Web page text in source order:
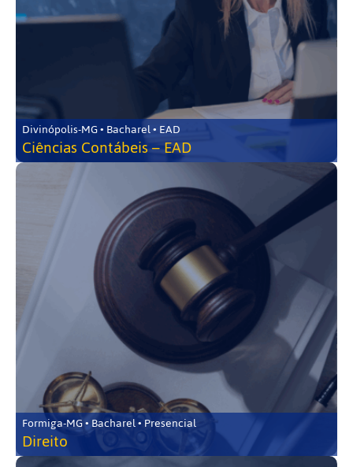
Divinópolis-MG • Bacharel • EAD
Ciências Contábeis – EAD
Formiga-MG • Bacharel • Presencial
Direito